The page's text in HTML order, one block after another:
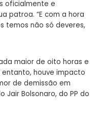
oficialmente e
patroa. “E com a hora
temos não só deveres,
maior de oito horas e
houve impacto
de demissão em
Bolsonaro, do PP do